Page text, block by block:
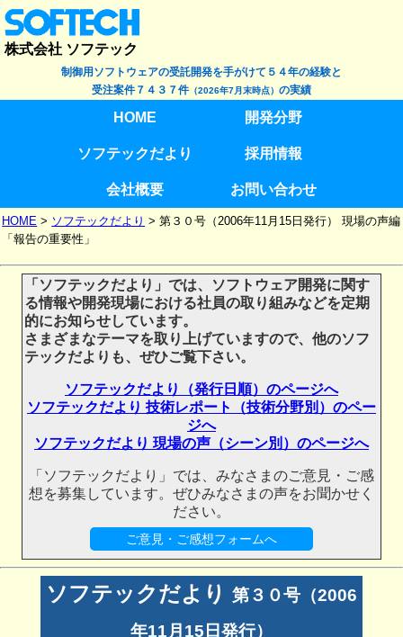
株式会社 ソフテック
制御用ソフトウェアの受託開発を手がけて５４年の経験と
受注案件７４３７件 （2026年7月末時点） の実績
HOME 開発分野
ソフテックだより 採用情報
会社概要 お問い合わせ
HOME > ソフテックだより >第３０号（2006年11月15日発行） 現場の声編
「報告の重要性」
「ソフテックだより」では、ソフトウェア開発に関す
る情報や開発現場における社員の取り組みなどを定期
的にお知らせしています。
さまざまなテーマを取り上げていますので、他のソフ
テックだよりも、ぜひご覧下さい。
ソフテックだより（発行日順）のページへ
ソフテックだより 技術レポート（技術分野別）のペー
ジへ
ソフテックだより 現場の声（シーン別）のページへ
「ソフテックだより」では、みなさまのご意見・ご感
想を募集しています。ぜひみなさまの声をお聞かせく
ださい。
ご意見・ご感想フォームへ
ソフテックだより
第３０号（2006
年11月15日発行）